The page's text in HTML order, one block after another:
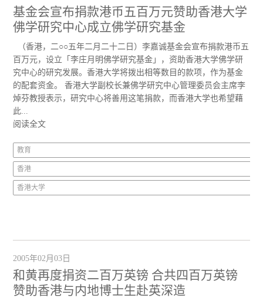
基金会宣布捐款港币五百万元赞助香港大学
佛学研究中心成立佛学研究基金
（香港，二○○五年二月二十二日）李嘉诚基金会宣布捐款港币五
百万元，设立「李庄月明佛学研究基金」，资助香港大学佛学研
究中心的研究发展。香港大学将拨出相等数目的款项，作为基金
的配套资金。 香港大学副校长兼佛学研究中心管理委员会主席李
焯芬教授表示，研究中心将善用这笔捐款，而香港大学也希望藉
此...
阅读全文
教育
香港
香港大学
2005年02月03日
和黄再度捐资二百万英镑 合共四百万英镑
赞助香港与内地博士生赴英深造